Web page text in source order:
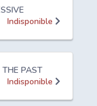
Indisponible
PAST
Indisponible